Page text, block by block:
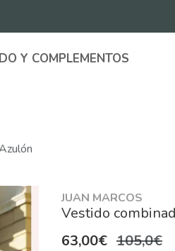
Y COMPLEMENTOS
JUAN MARCOS
Vestido
63,00€ 105,0€